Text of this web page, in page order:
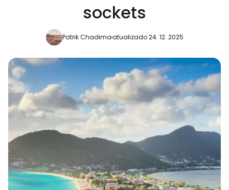
sockets
Patrik Chadimaatualizado 24. 12. 2025
Continuar com o Facebook
Continuar com o correio
eletrónico